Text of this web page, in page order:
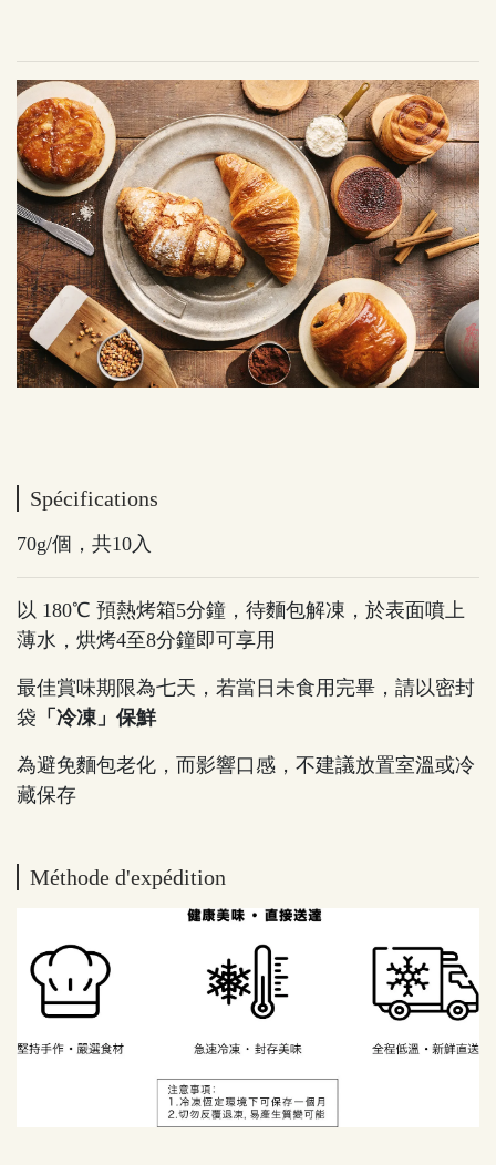
Spécifications
70g/個，共10入
以 180℃ 預熱烤箱5分鐘，待麵包解凍，於表面噴上
薄水，烘烤4至8分鐘即可享用
最佳賞味期限為七天，若當日未食用完畢，請以密封
袋 「冷凍」保鮮
為避免麵包老化，而影響口感，不建議放置室溫或冷
藏保存
Méthode d'expédition